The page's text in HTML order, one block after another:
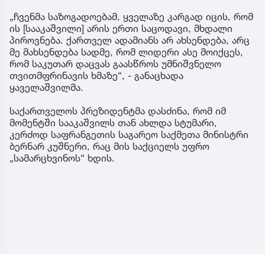
„ჩვენმა საზოგადოებამ, ყველაზე კარგად იცის, რომ
ის [სააკაშვილი] არის ერთი საცოდავი, მხდალი
პიროვნება. ქართველ ადამიანს არ ახსენდება, არც
მე მახსენდება სადმე, რომ ლიდერი ასე მოიქცეს,
რომ საკუთარ დაცვას გაასწროს უმნიშვნელო
თვითმფრინავის ხმაზე“, - განაცხადა
ყაველაშვილმა.
საქართველოს პრეზიდენტმა დასძინა, რომ იმ
მომენტში სააკაშვილს თან ახლდა სტუმარი,
კერძოდ საფრანგეთის საგარეო საქმეთა მინისტრი
ბერნარ კუშნერი, რაც მის საქციელს უფრო
„სამარცხვინოს“ ხდის.